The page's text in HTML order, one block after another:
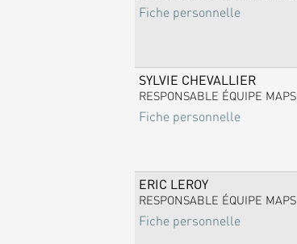
Fiche personnelle
SYLVIE CHEVALLIER
RESPONSABLE ÉQUIPE MAPS
Fiche personnelle
ERIC LEROY
RESPONSABLE ÉQUIPE MAPS
Fiche personnelle